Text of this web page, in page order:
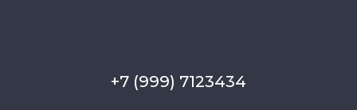
+7 (999) 7123434